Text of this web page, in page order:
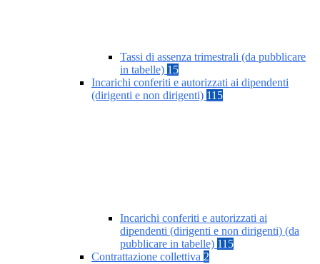
Tassi di assenza trimestrali (da pubblicare
in tabelle) 15
Incarichi conferiti e autorizzati ai dipendenti
(dirigenti e non dirigenti) 115
Incarichi conferiti e autorizzati ai
dipendenti (dirigenti e non dirigenti) (da
pubblicare in tabelle) 115
Contrattazione collettiva 2